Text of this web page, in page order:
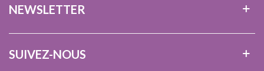
NEWSLETTER
SUIVEZ-NOUS